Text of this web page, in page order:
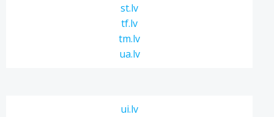
st.lv
tf.lv
tm.lv
ua.lv
ui.lv